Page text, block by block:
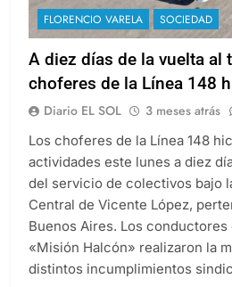
FLORENCIO VARELA SOCIEDAD
A diez días de la vuelta al
choferes de la Línea 148
Diario EL SOL 3 meses atrás
Los choferes de la Línea 148
actividades este lunes a diez
del servicio de colectivos bajo
Central de Vicente López,
Buenos Aires. Los conductores
«Misión Halcón» realizaron la
distintos incumplimientos